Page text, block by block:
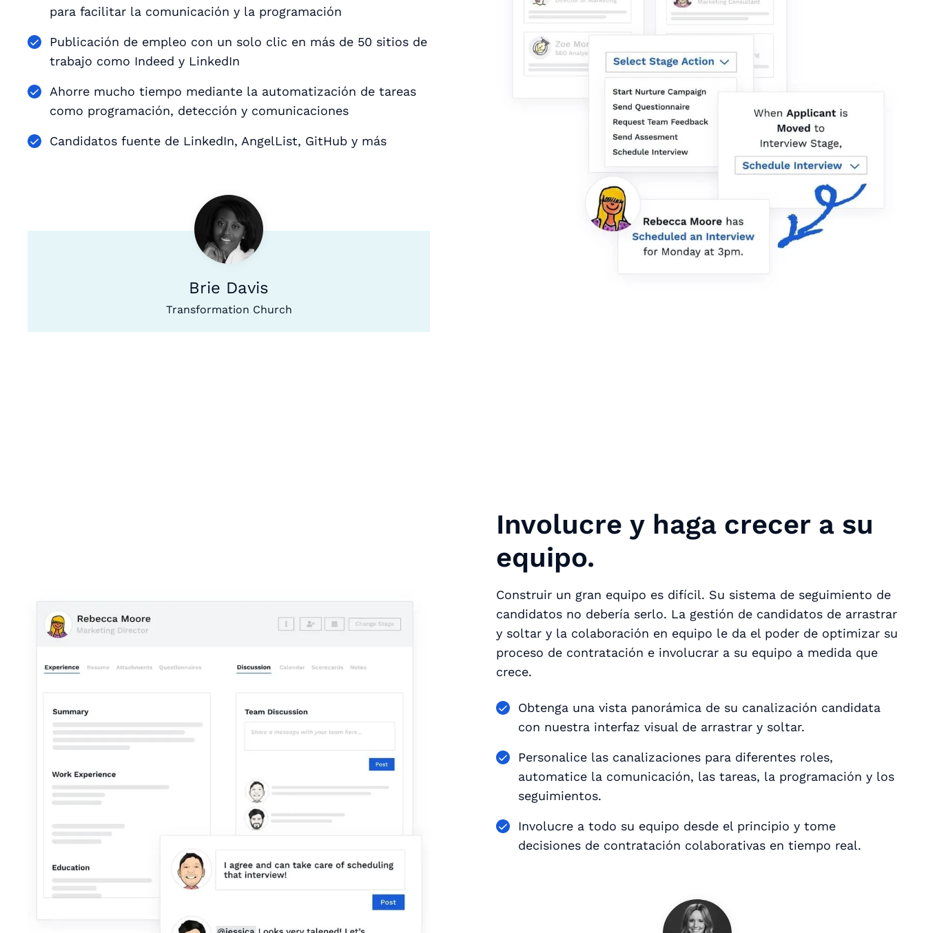
para facilitar la comunicación y la programación
Publicación de empleo con un solo clic en más de 50 sitios de
trabajo como Indeed y LinkedIn
Ahorre mucho tiempo mediante la automatización de tareas
como programación, detección y comunicaciones
Candidatos fuente de LinkedIn, AngelList, GitHub y más
Brie Davis
Transformation Church
Involucre y haga crecer a su
equipo.
Construir un gran equipo es difícil. Su sistema de seguimiento de
candidatos no debería serlo. La gestión de candidatos de arrastrar
y soltar y la colaboración en equipo le da el poder de optimizar su
proceso de contratación e involucrar a su equipo a medida que
crece.
Obtenga una vista panorámica de su canalización candidata
con nuestra interfaz visual de arrastrar y soltar.
Personalice las canalizaciones para diferentes roles,
automatice la comunicación, las tareas, la programación y los
seguimientos.
Involucre a todo su equipo desde el principio y tome
decisiones de contratación colaborativas en tiempo real.